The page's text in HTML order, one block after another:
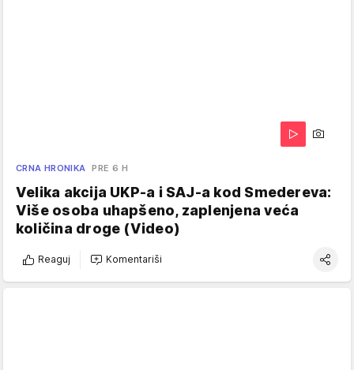
CRNA HRONIKA PRE 6 H
Velika akcija UKP-a i SAJ-a kod Smedereva:
Više osoba uhapšeno, zaplenjena veća
količina droge (Video)
Reaguj Komentariši